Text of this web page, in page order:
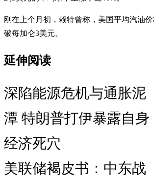
刚在上个月初，赖特曾称，美国平均汽油
破每加仑3美元。
延伸阅读
深陷能源危机与通胀泥
潭 特朗普打伊暴露自身
经济死穴
美联储褐皮书：中东战